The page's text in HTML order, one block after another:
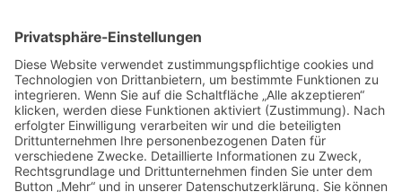
E-Mail: info@tischlerei-bergert.de
ADRESSE
Tischlerei Bergert
Christian-Wehner-Straße 16
09113 Chemnitz